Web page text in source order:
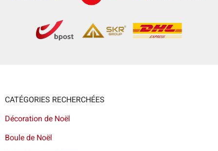
CATÉGORIES RECHERCHÉES
Décoration de Noël
Boule de Noël